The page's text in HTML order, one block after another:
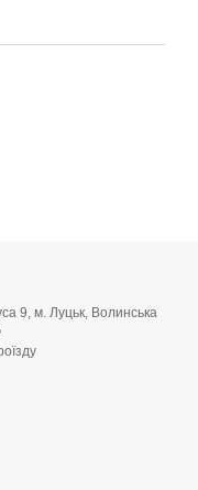
9, м. Луцьк, Волинська